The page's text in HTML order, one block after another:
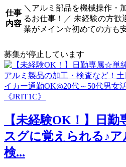
仕事
内容
＼アルミ部品を機械操作・
るお仕事！／ 未経験の方歓
業がメイン☆初めての方も
募集が停止しています
【未経験OK！】日
スグに覚えられる♪ア
検...